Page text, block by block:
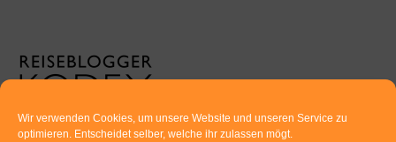
Wir verwenden Cookies, um unsere Website und unseren Service zu
optimieren. Entscheidet selber, welche ihr zulassen mögt.